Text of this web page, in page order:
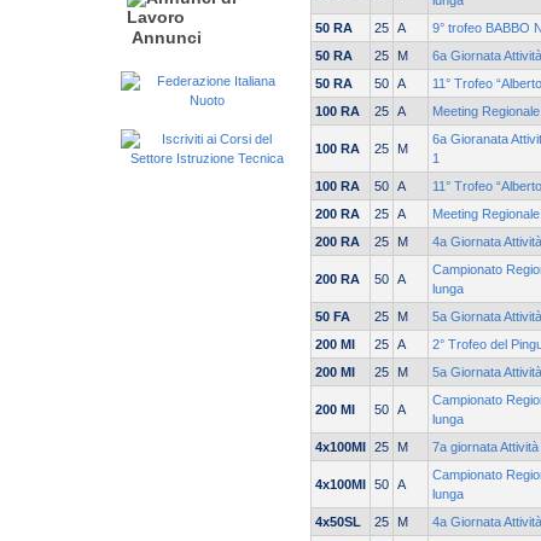
Annunci
50 RA
25 A
9° trofeo BABBO
50 RA
25 M
6a Giornata
50 RA
50 A
11° Trofeo
100 RA
25 A Meeting
100 RA 25 M
6a Gioranata
1
100 RA
50 A
11° Trofeo
200 RA
25 A
Meeting
200 RA
25 M 4a Giornata
200 RA 50 A
Campionato
lunga
50 FA
25 M
5a Giornata
200 MI
25 A
2° Trofeo del
200 MI
25 M 5a Giornata
200 MI 50 A
Campionato
lunga
4x100MI 25 M 7a giornata
4x100MI 50 A
Campionato
lunga
4x50SL
25 M
4a Giornata